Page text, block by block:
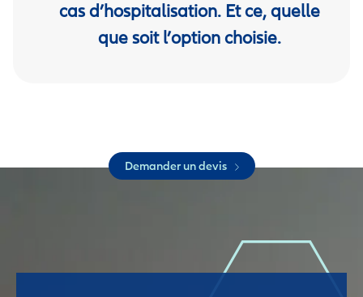
cas d’hospitalisation. Et ce, quelle
que soit l’option choisie.
Demander un devis